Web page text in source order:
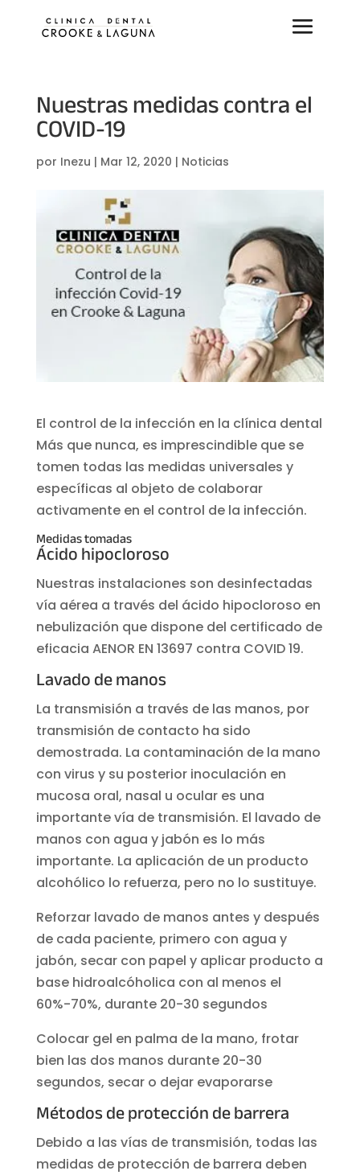
Nuestras medidas contra el
COVID-19
por Inezu | Mar 12, 2020 | Noticias
El control de la infección en la clínica dental
Más que nunca, es imprescindible que se
tomen todas las medidas universales y
específicas al objeto de colaborar
activamente en el control de la infección.
Medidas tomadas
Ácido hipocloroso
Nuestras instalaciones son desinfectadas
vía aérea a través del ácido hipocloroso en
nebulización que dispone del certificado de
eficacia AENOR EN 13697 contra COVID 19.
Lavado de manos
La transmisión a través de las manos, por
transmisión de contacto ha sido
demostrada. La contaminación de la mano
con virus y su posterior inoculación en
mucosa oral, nasal u ocular es una
importante vía de transmisión. El lavado de
manos con agua y jabón es lo más
importante. La aplicación de un producto
alcohólico lo refuerza, pero no lo sustituye.
Reforzar lavado de manos antes y después
de cada paciente, primero con agua y
jabón, secar con papel y aplicar producto a
base hidroalcóholica con al menos el
60%-70%, durante 20-30 segundos
Colocar gel en palma de la mano, frotar
bien las dos manos durante 20-30
segundos, secar o dejar evaporarse
Métodos de protección de barrera
Debido a las vías de transmisión, todas las
medidas de protección de barrera deben